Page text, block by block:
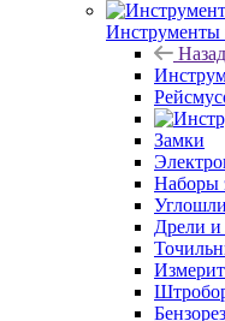
Инструменты
Назад
Замки
Наборы
Дрели